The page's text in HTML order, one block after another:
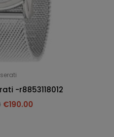
-r8853118012
€190.00